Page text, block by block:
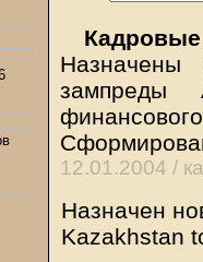
Кадровые
Назначены
зампреды
12.01.2004 /
Назначен
Kazakhstan